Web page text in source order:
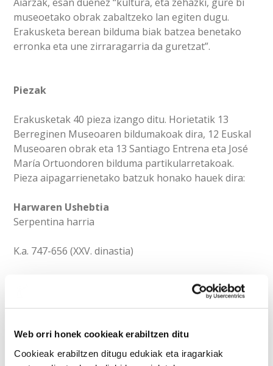
Web orri honek cookieak erabiltzen ditu
Cookieak erabiltzen ditugu edukiak eta iragarkiak
museoetako obrak zabaltzeko lan egiten dugu.
Erakusketa berean bilduma biak batzea benetako
erronka eta une zirraragarria da guretzat”.
Piezak
Erakusketak 40 pieza izango ditu. Horietatik 13
Berreginen Museoaren bildumakoak dira, 12 Euskal
Museoaren obrak eta 13 Santiago Entrena eta José
María Ortuondoren bilduma partikularretakoak.
Pieza aipagarrienetako batzuk honako hauek dira:
Harwaren Ushebtia
Serpentina harria
K.a. 747-656 (XXV. dinastia)
Anubisen formadun amuletoa
Faiantza